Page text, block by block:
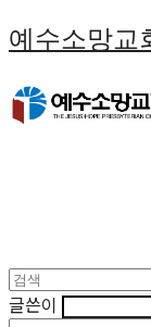
예수소망교
글쓴이